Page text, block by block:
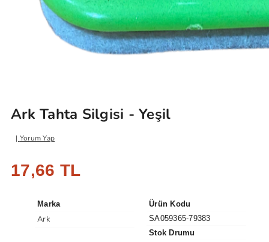
Ark Tahta Silgisi - Yeşil
Yorum Yap
17,66 TL
Marka
Ark
Ürün Kodu
SA059365-79383
Stok Drumu